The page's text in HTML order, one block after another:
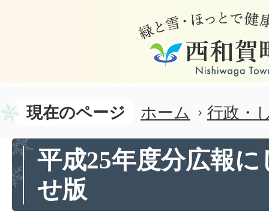
現在のページ ホーム 行政・
平成25年度分広報
せ版